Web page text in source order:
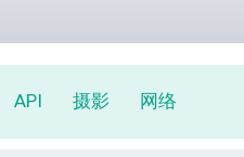
API 摄影 网络